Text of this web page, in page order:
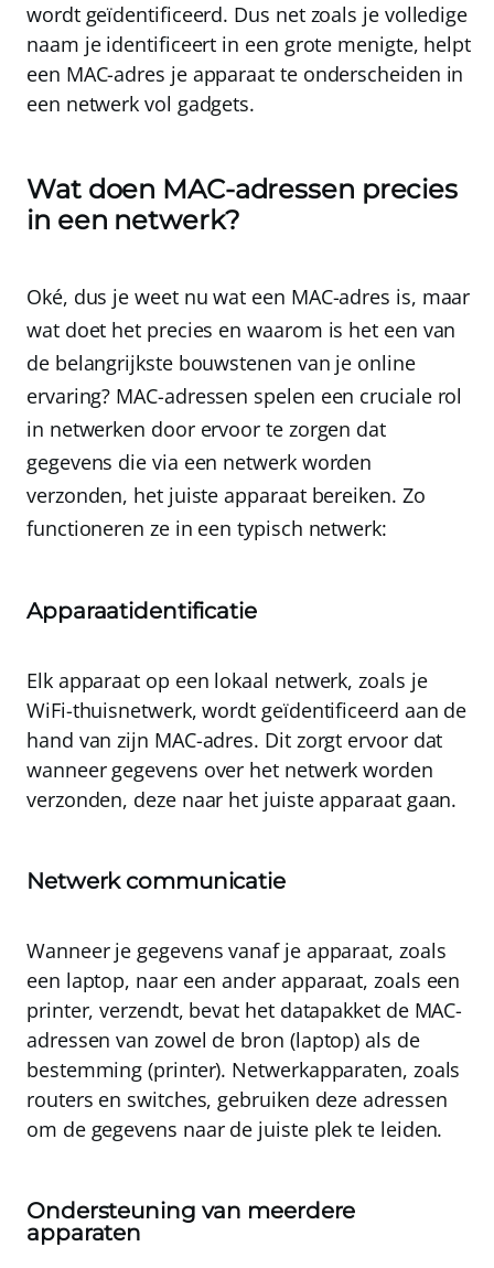
wordt geïdentificeerd. Dus net zoals je volledige
naam je identificeert in een grote menigte, helpt
een MAC-adres je apparaat te onderscheiden in
een netwerk vol gadgets.
Wat doen MAC-adressen precies
in een netwerk?
Oké, dus je weet nu wat een MAC-adres is, maar
wat doet het precies en waarom is het een van
de belangrijkste bouwstenen van je online
ervaring? MAC-adressen spelen een cruciale rol
in netwerken door ervoor te zorgen dat
gegevens die via een netwerk worden
verzonden, het juiste apparaat bereiken. Zo
functioneren ze in een typisch netwerk:
Apparaatidentificatie
Elk apparaat op een lokaal netwerk, zoals je
WiFi-thuisnetwerk, wordt geïdentificeerd aan de
hand van zijn MAC-adres. Dit zorgt ervoor dat
wanneer gegevens over het netwerk worden
verzonden, deze naar het juiste apparaat gaan.
Netwerk communicatie
Wanneer je gegevens vanaf je apparaat, zoals
een laptop, naar een ander apparaat, zoals een
printer, verzendt, bevat het datapakket de MAC-
adressen van zowel de bron (laptop) als de
bestemming (printer). Netwerkapparaten, zoals
routers en switches, gebruiken deze adressen
om de gegevens naar de juiste plek te leiden.
Ondersteuning van meerdere
apparaten